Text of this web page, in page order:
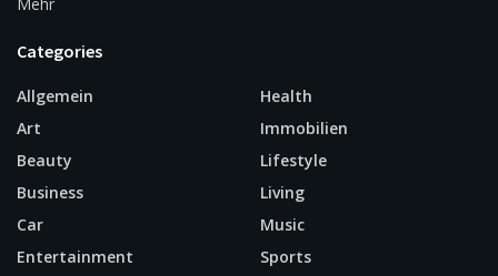
Categories
Allgemein
Art
Beauty
Business
Car
Entertainment
Health
Immobilien
Lifestyle
Living
Music
Sports